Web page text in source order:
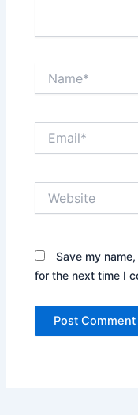
Save my
for the next time I